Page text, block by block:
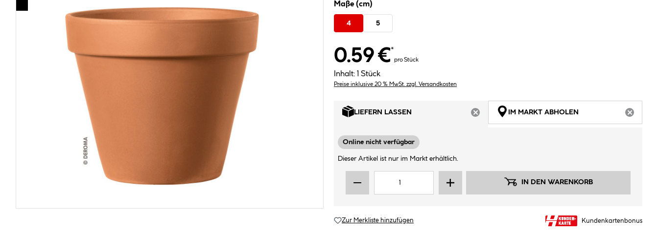
Maße (cm)
4 5
0.59 €*
pro Stück
Inhalt: 1 Stück
Preise inklusive 20 % MwSt. zzgl. Versandkosten
LIEFERN LASSEN
ARTIKEL NICHT VERFÜGBAR
IM MARKT ABHOLEN
Online nicht verfügbar
Dieser Artikel ist nur im Markt erhältlich.
IN DEN WARENKORB
Zur Merkliste hinzufügen Kundenkartenbonus